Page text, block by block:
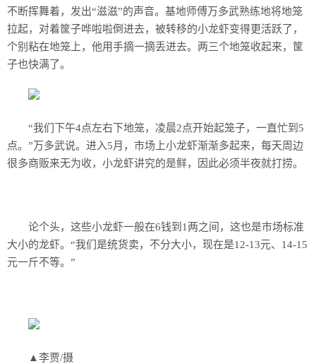
不断挥舞着，发出“滋滋”的声音。基地师傅万多武熟练地将地笼
拉起，对着筐子哗啦啦倒进去，被转移的小龙虾变得更活跃了，
个别粘在地笼上，他用手摘一摘丢进去。两三个地笼收起来，筐
子也快满了。
“我们下午4点左右下地笼，凌晨2点开始起笼子，一直忙到5
点。”万多武说。进入5月，市场上小龙虾渐渐多起来，每天周边
很多商贩来无为收，小龙虾讲究的是鲜，因此必须半夜就打捞。
论个头，这些小龙虾一般在6钱到1两之间，这也是市场标准
大小的龙虾。“我们是统货卖，不分大小，现在是12-13元、14-15
元一斤不等。”
▲李贾/摄